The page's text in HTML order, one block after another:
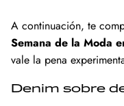
A continuación, te
Semana de la Moda
vale la pena
Denim sobre